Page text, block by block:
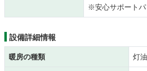
※安心サポートパ
設備詳細情報
暖房の種類
灯